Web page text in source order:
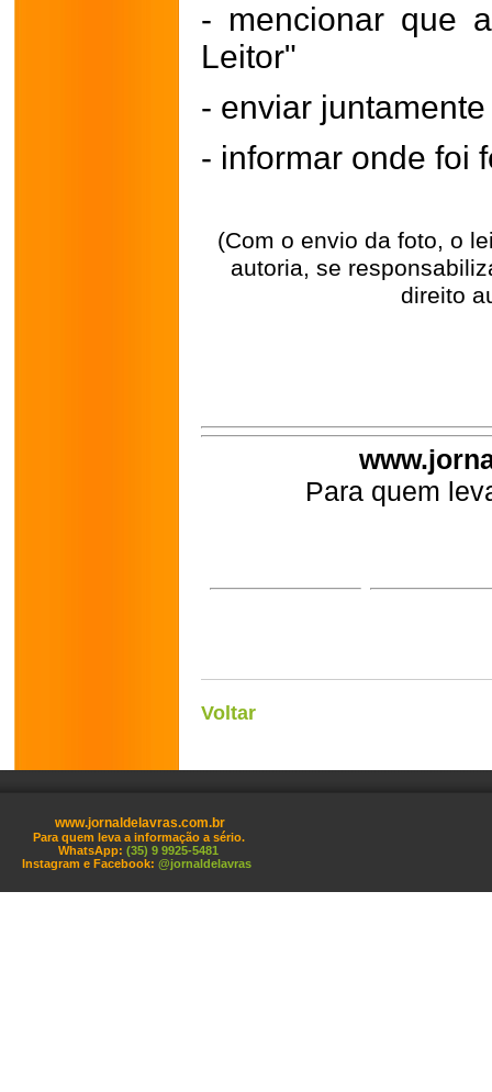
- mencionar que
Leitor"
- enviar
- informar onde foi
(Com o envio da foto, o
autoria, se
direito
Para quem
Voltar
www.jornaldelavras.com.br
Para quem leva a informação a sério.
WhatsApp: (35) 9 9925-5481
Instagram e Facebook: @jornaldelavras